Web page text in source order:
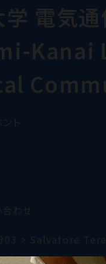
学 電気
Kanai
ト
わせ
03 > Salvatore